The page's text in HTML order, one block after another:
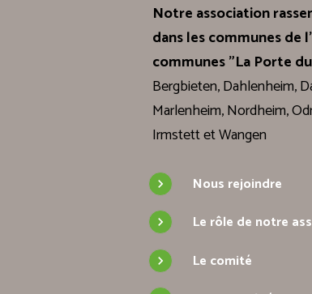
Notre association
dans les communes de
communes "La Porte
Bergbieten, Dahlenheim,
Marlenheim, Nordheim,
Irmstett et Wangen
Nous rejoindre
Le rôle de notre
Le comité